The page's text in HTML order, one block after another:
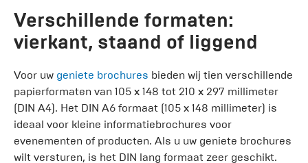
Verschillende formaten:
vierkant, staand of liggend
Voor uw geniete brochures bieden wij tien verschillende
papierformaten van 105 x 148 tot 210 x 297 millimeter
(DIN A4). Het DIN A6 formaat (105 x 148 millimeter) is
ideaal voor kleine informatiebrochures voor
evenementen of producten. Als u uw geniete brochures
wilt versturen, is het DIN lang formaat zeer geschikt.